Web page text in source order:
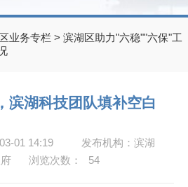
业务专栏 > 滨湖区助力"六稳""六保"工
滨湖科技团队填补空白
01 14:19
发布机构：滨湖
浏览次数： 54